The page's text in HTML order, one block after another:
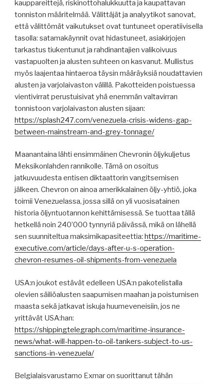
kauppareittejä, riskinottohalukkuutta ja kaupattavan
tonniston määritelmää. Välittäjät ja analyytikot sanovat,
että välittömät vaikutukset ovat tuntuneet operatiivisella
tasolla: satamakäynnit ovat hidastuneet, asiakirjojen
tarkastus tiukentunut ja rahdinantajien valikoivuus
vastapuolten ja alusten suhteen on kasvanut. Mullistus
myös laajentaa hintaeroa täysin määräyksiä noudattavien
alusten ja varjolaivaston välillä. Pakotteiden poistuessa
vientivirrat perustuisivat yhä enemmän valtavirran
tonnistoon varjolaivaston alusten sijaan:
https://splash247.com/venezuela-crisis-widens-gap-
between-mainstream-and-grey-tonnage/
Maanantaina lähti ensimmäinen Chevronin öljykuljetus
Meksikonlahden rannikolle. Tämä on osoitus
jatkuvuudesta entisen diktaattorin vangitsemisen
jälkeen. Chevron on ainoa amerikkalainen öljy-yhtiö, joka
toimii Venezuelassa, jossa sillä on yli vuosisatainen
historia öljyntuotannon kehittämisessä. Se tuottaa tällä
hetkellä noin 240’000 tynnyriä päivässä, mikä on lähellä
sen suunniteltua maksimikapasiteettia: https://maritime-
executive.com/article/days-after-u-s-operation-
chevron-resumes-oil-shipments-from-venezuela
USA:n joukot estävät edelleen USA:n pakotelistalla
olevien säiliöalusten saapumisen maahan ja poistumisen
maasta sekä jatkavat iskuja huumeveneisiin, jos ne
yrittävät USA:han:
https://shippingtelegraph.com/maritime-insurance-
news/what-will-happen-to-oil-tankers-subject-to-us-
sanctions-in-venezuela/
Belgialaisvarustamo Exmar on suorittanut tähän